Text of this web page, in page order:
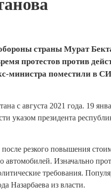
страны Мурат
протестов против
министра поместили в
с августа 2021 года. 19
указом президента
после резкого повышения
автомобилей. Изначально
требования.
Назарбаева из власти.